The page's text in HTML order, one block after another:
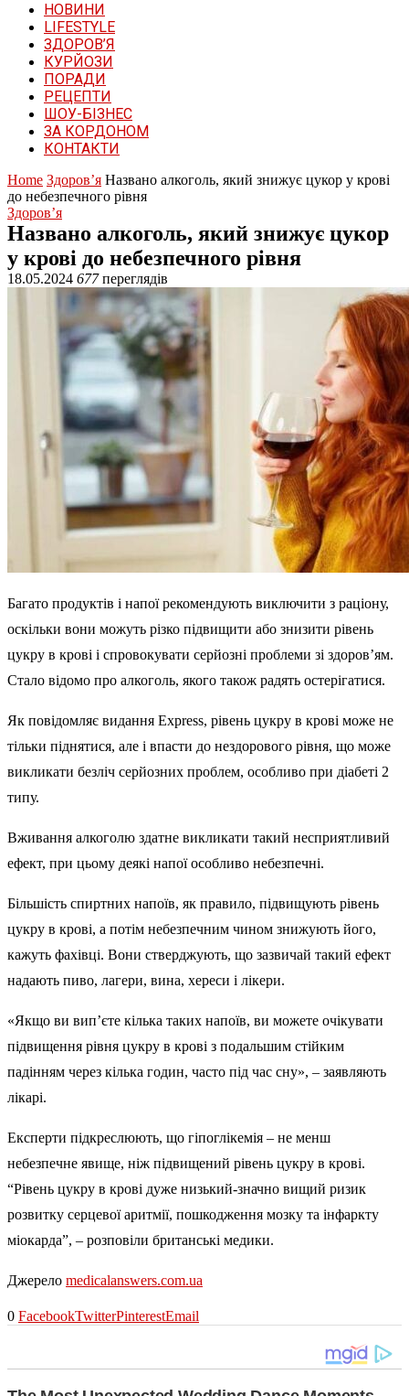
НОВИНИ
LIFESTYLE
ЗДОРОВ’Я
КУРЙОЗИ
ПОРАДИ
РЕЦЕПТИ
ШОУ-БІЗНЕС
ЗА КОРДОНОМ
КОНТАКТИ
Home Здоров’я Названо алкоголь, який знижує цукор у крові
до небезпечного рівня
Здоров’я
Названо алкоголь, який знижує цукор
у крові до небезпечного рівня
18.05.2024 677переглядів
Багато продуктів і напої рекомендують виключити з раціону,
оскільки вони можуть різко підвищити або знизити рівень
цукру в крові і спровокувати серйозні проблеми зі здоров’ям.
Стало відомо про алкоголь, якого також радять остерігатися.
Як повідомляє видання Express, рівень цукру в крові може не
тільки піднятися, але і впасти до нездорового рівня, що може
викликати безліч серйозних проблем, особливо при діабеті 2
типу.
Вживання алкоголю здатне викликати такий несприятливий
ефект, при цьому деякі напої особливо небезпечні.
Більшість спиртних напоїв, як правило, підвищують рівень
цукру в крові, а потім небезпечним чином знижують його,
кажуть фахівці. Вони стверджують, що зазвичай такий ефект
надають пиво, лагери, вина, хереси і лікери.
«Якщо ви вип’єте кілька таких напоїв, ви можете очікувати
підвищення рівня цукру в крові з подальшим стійким
падінням через кілька годин, часто під час сну», – заявляють
лікарі.
Експерти підкреслюють, що гіпоглікемія – не менш
небезпечне явище, ніж підвищений рівень цукру в крові.
“Рівень цукру в крові дуже низький-значно вищий ризик
розвитку серцевої аритмії, пошкодження мозку та інфаркту
міокарда”, – розповіли британські медики.
Джерело medicalanswers.com.ua
0 FacebookTwitterPinterestEmail